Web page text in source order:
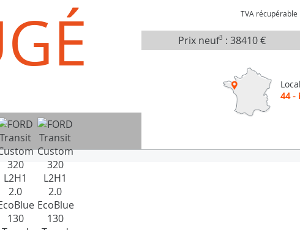
TVA récupérable
Prix neuf3 :38410 €
44 -